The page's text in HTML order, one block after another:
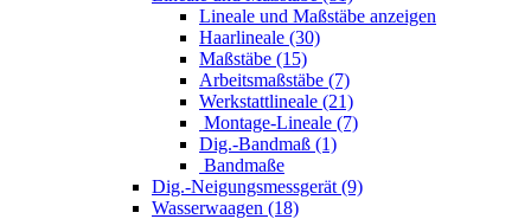
Lineale und Maßstäbe anzeigen
Haarlineale (30)
Maßstäbe (15)
Arbeitsmaßstäbe (7)
Werkstattlineale (21)
Montage-Lineale (7)
Dig.-Bandmaß (1)
Bandmaße
Dig.-Neigungsmessgerät (9)
Wasserwaagen (18)